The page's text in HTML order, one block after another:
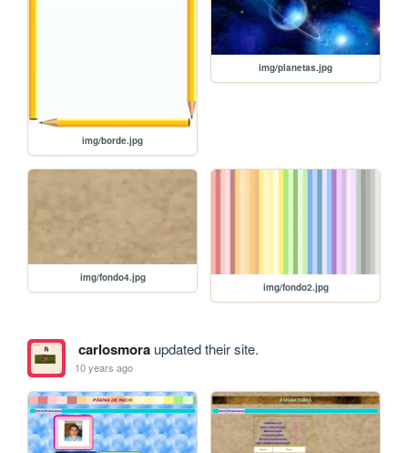
img/borde.jpg
img/planetas.jpg
img/fondo4.jpg
img/fondo2.jpg
carlosmoraupdated their site.
10 years ago